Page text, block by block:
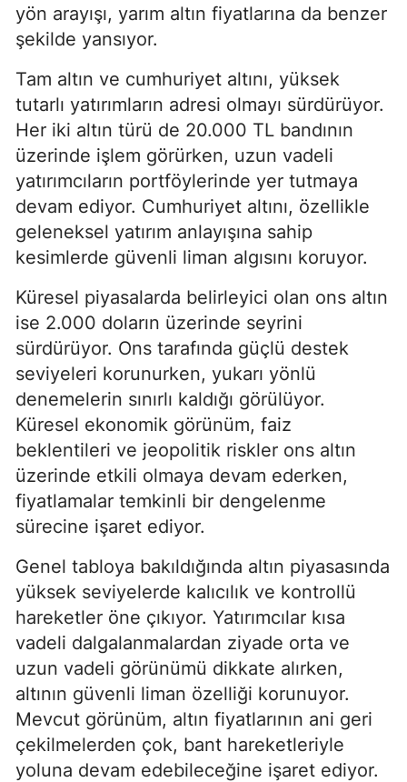
yön arayışı, yarım altın fiyatlarına da benzer
şekilde yansıyor.
Tam altın ve cumhuriyet altını, yüksek
tutarlı yatırımların adresi olmayı sürdürüyor.
Her iki altın türü de 20.000 TL bandının
üzerinde işlem görürken, uzun vadeli
yatırımcıların portföylerinde yer tutmaya
devam ediyor. Cumhuriyet altını, özellikle
geleneksel yatırım anlayışına sahip
kesimlerde güvenli liman algısını koruyor.
Küresel piyasalarda belirleyici olan ons altın
ise 2.000 doların üzerinde seyrini
sürdürüyor. Ons tarafında güçlü destek
seviyeleri korunurken, yukarı yönlü
denemelerin sınırlı kaldığı görülüyor.
Küresel ekonomik görünüm, faiz
beklentileri ve jeopolitik riskler ons altın
üzerinde etkili olmaya devam ederken,
fiyatlamalar temkinli bir dengelenme
sürecine işaret ediyor.
Genel tabloya bakıldığında altın piyasasında
yüksek seviyelerde kalıcılık ve kontrollü
hareketler öne çıkıyor. Yatırımcılar kısa
vadeli dalgalanmalardan ziyade orta ve
uzun vadeli görünümü dikkate alırken,
altının güvenli liman özelliği korunuyor.
Mevcut görünüm, altın fiyatlarının ani geri
çekilmelerden çok, bant hareketleriyle
yoluna devam edebileceğine işaret ediyor.